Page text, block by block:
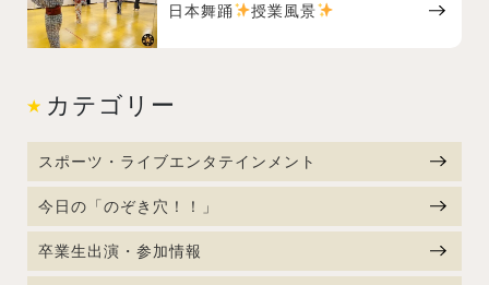
日本舞踊 授業風景
カテゴリー
スポーツ・ライブエンタテインメント
今日の「のぞき穴！！」
卒業生出演・参加情報